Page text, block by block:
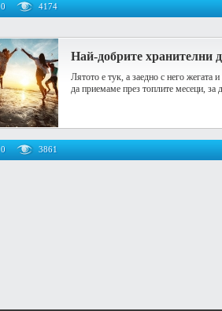
0 4174
Най-добрите хранителни
Лятото е тук, а заедно с него жегата
да приемаме през топлите месеци, за
0 3861